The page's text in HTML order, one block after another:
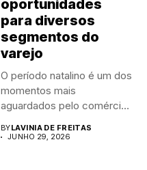
oportunidades
para diversos
segmentos do
varejo
O período natalino é um dos
momentos mais
aguardados pelo comércio
BYLAVINIA DE FREITAS
JUNHO 29, 2026